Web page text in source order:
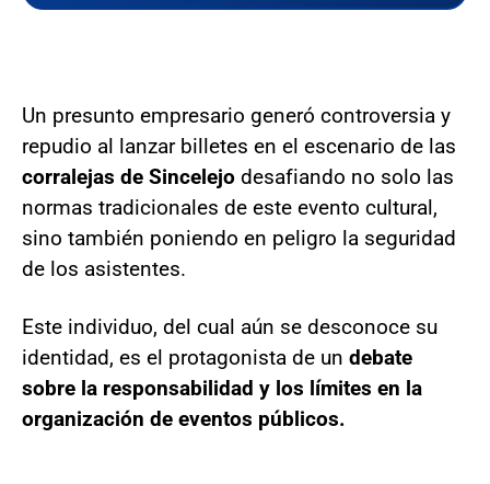
Un presunto empresario generó controversia y
repudio al lanzar billetes en el escenario de las
corralejas de Sincelejo desafiando no solo las
normas tradicionales de este evento cultural,
sino también poniendo en peligro la seguridad
de los asistentes.
Este individuo, del cual aún se desconoce su
identidad, es el protagonista de un debate
sobre la responsabilidad y los límites en la
organización de eventos públicos.